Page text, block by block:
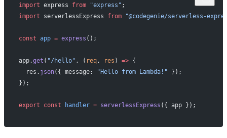
import express from "express" ;
import serverlessExpress from "@codegenie/serverless-
const app = express ();
app.get ( "/hello" , ( req, res ) => {
  res.
json({ message: "Hello from Lambda!" });
});
export const handler = serverlessExpress ({ app });